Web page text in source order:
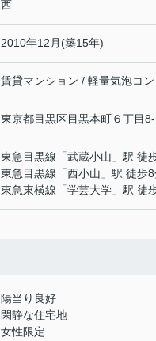
西
2010年12月(築15年)
賃貸マンション / 軽量気泡コン
東京都目黒区目黒本町６丁目
東急目黒線 「武蔵小山 」駅 徒
東急目黒線 「西小山 」駅 徒歩
東急東横線 「学芸大学 」駅 徒
陽当り良好
閑静な住宅地
女性限定